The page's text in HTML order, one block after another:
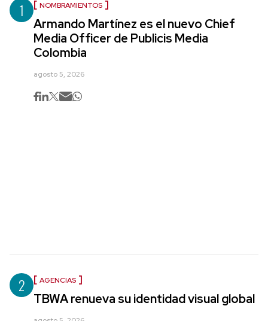
1 NOMBRAMIENTOS
Armando Martínez es el nuevo Chief
Media Officer de Publicis Media
Colombia
agosto 5, 2026
2 AGENCIAS
TBWA renueva su identidad visual global